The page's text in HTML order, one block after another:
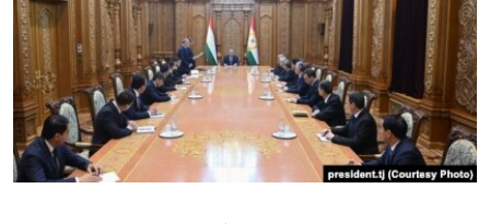
ГУЗОРИШҲОИ РАДИОӢ
Русский
ПАЙГИРӢ КУНЕД